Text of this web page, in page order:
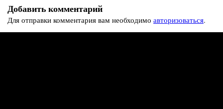
Добавить комментарий
Для отправки комментария вам необходимо авторизоваться.